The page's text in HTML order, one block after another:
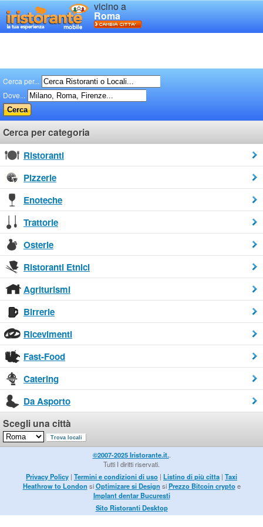
vicino a
Roma
Cerca per...
Dove...
Cerca per categoria
Ristoranti
Pizzerie
Enoteche
Trattorie
Osterie
Ristoranti Etnici
Agriturismi
Birrerie
Ricevimenti
Fast-Food
Catering
Da Asporto
Scegli una città
©2007-2025 Iristorante.it..
Tutti I diritti riservati.
Privacy Policy | Termini e condizioni di uso | Listino di più citta | Taxi
Heathrow to London siOptimizare si Design siPrezzo Bitcoin cryptoe
Implant dentar Bucuresti
Sito Ristoranti Desktop